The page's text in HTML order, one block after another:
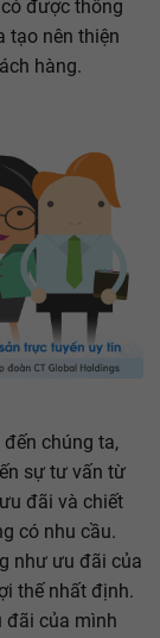
được thông
tạo nên thiện
hàng.
chúng ta,
sự tư vấn từ
đãi và chiết
có nhu cầu.
như ưu đãi của
thế nhất định.
đãi của mình